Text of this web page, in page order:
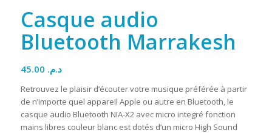
Casque audio
Bluetooth Marrakesh
د.م.
Retrouvez le plaisir d’écouter votre musique préférée à partir
de n’importe quel appareil Apple ou autre en Bluetooth, le
casque audio Bluetooth NIA-X2 avec micro integré fonction
mains libres couleur blanc est dotés d’un micro High Sound